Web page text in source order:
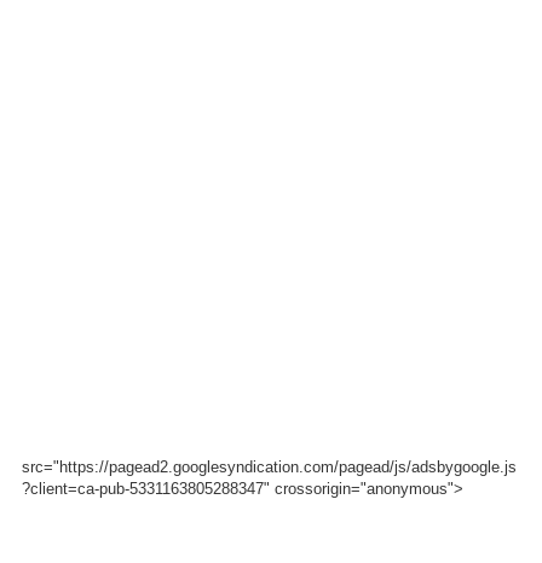
src="https://pagead2.googlesyndication.com/pagead/js/adsbygoogle.js
?client=ca-pub-5331163805288347" crossorigin="anonymous">